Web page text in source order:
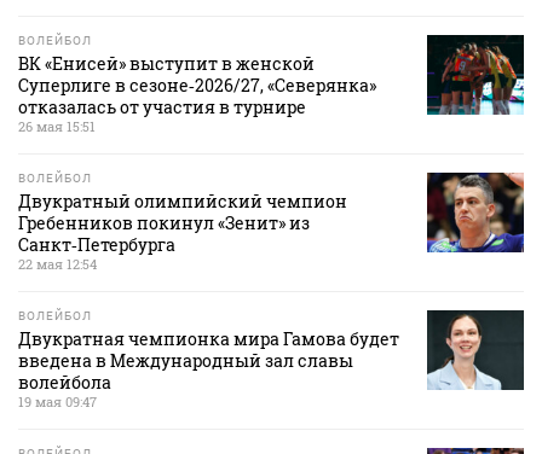
ВОЛЕЙБОЛ
ВК «Енисей» выступит в женской
Суперлиге в сезоне‑2026/27, «Северянка»
отказалась от участия в турнире
26 мая 15:51
ВОЛЕЙБОЛ
Двукратный олимпийский чемпион
Гребенников покинул «Зенит» из
Санкт‑Петербурга
22 мая 12:54
ВОЛЕЙБОЛ
Двукратная чемпионка мира Гамова будет
введена в Международный зал славы
волейбола
19 мая 09:47